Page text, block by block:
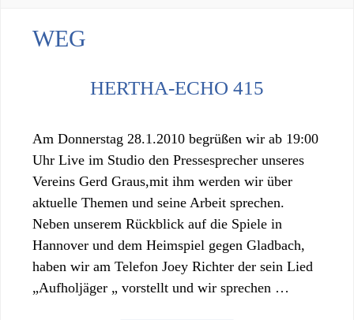
WEG
HERTHA-ECHO 415
Am Donnerstag 28.1.2010 begrüßen wir ab 19:00
Uhr Live im Studio den Pressesprecher unseres
Vereins Gerd Graus,mit ihm werden wir über
aktuelle Themen und seine Arbeit sprechen.
Neben unserem Rückblick auf die Spiele in
Hannover und dem Heimspiel gegen Gladbach,
haben wir am Telefon Joey Richter der sein Lied
„Aufholjäger „ vorstellt und wir sprechen …